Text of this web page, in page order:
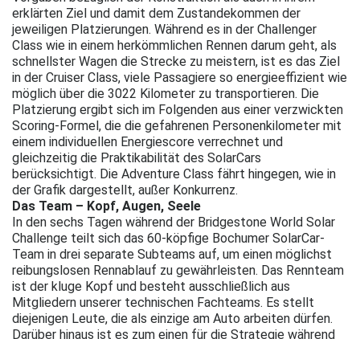
erklärten Ziel und damit dem Zustandekommen der
jeweiligen Platzierungen. Während es in der Challenger
Class wie in einem herkömmlichen Rennen darum geht, als
schnellster Wagen die Strecke zu meistern, ist es das Ziel
in der Cruiser Class, viele Passagiere so energieeffizient wie
möglich über die 3022 Kilometer zu transportieren. Die
Platzierung ergibt sich im Folgenden aus einer verzwickten
Scoring-Formel, die die gefahrenen Personenkilometer mit
einem individuellen Energiescore verrechnet und
gleichzeitig die Praktikabilität des SolarCars
berücksichtigt. Die Adventure Class fährt hingegen, wie in
der Grafik dargestellt, außer Konkurrenz.
Das Team – Kopf, Augen, Seele
In den sechs Tagen während der Bridgestone World Solar
Challenge teilt sich das 60-köpfige Bochumer SolarCar-
Team in drei separate Subteams auf, um einen möglichst
reibungslosen Rennablauf zu gewährleisten. Das Rennteam
ist der kluge Kopf und besteht ausschließlich aus
Mitgliedern unserer technischen Fachteams. Es stellt
diejenigen Leute, die als einzige am Auto arbeiten dürfen.
Darüber hinaus ist es zum einen für die Strategie während